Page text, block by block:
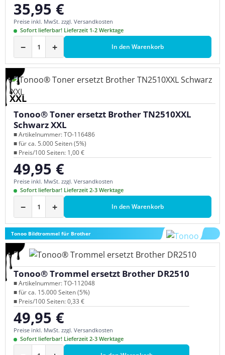
Regulärer Preis:
35,95 €
Preise inkl. MwSt. zzgl. Versandkosten
Sofort lieferbar! Lieferzeit 1-2 Werktage
− + In den Warenkorb
XXL
Tonoo® Toner ersetzt Brother TN2510XXL
Schwarz XXL
■ Artikelnummer: TO-116486
■ für ca. 5.000 Seiten (5%)
■ Preis/100 Seiten: 1,00 €
Regulärer Preis:
49,95 €
Preise inkl. MwSt. zzgl. Versandkosten
Sofort lieferbar! Lieferzeit 2-3 Werktage
− + In den Warenkorb
Tonoo Bildtrommel für Brother
Tonoo® Trommel ersetzt Brother DR2510
■ Artikelnummer: TO-112048
■ für ca. 15.000 Seiten (5%)
■ Preis/100 Seiten: 0,33 €
Regulärer Preis:
49,95 €
Preise inkl. MwSt. zzgl. Versandkosten
Sofort lieferbar! Lieferzeit 2-3 Werktage